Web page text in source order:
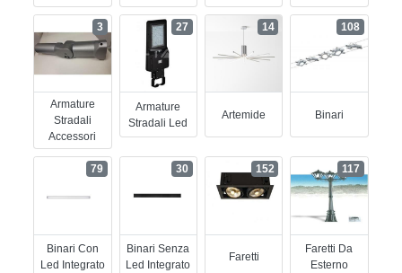
Armature
Stradali
Accessori
3
Armature
Stradali Led
27
Artemide
14
Binari
108
Binari Con
Led Integrato
79
Binari Senza
Led Integrato
30
Faretti
152
Faretti Da
Esterno
117